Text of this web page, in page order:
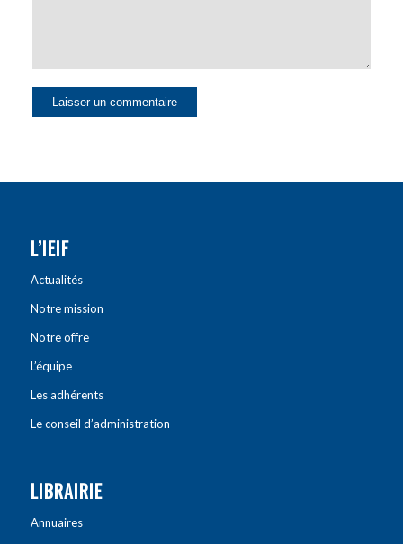
L’IEIF
Actualités
Notre mission
Notre offre
L’équipe
Les adhérents
Le conseil d’administration
LIBRAIRIE
Annuaires